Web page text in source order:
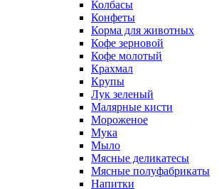
Колбасы
Конфеты
Корма для животных
Кофе зерновой
Кофе молотый
Крахмал
Крупы
Лук зеленый
Малярные кисти
Мороженое
Мука
Мыло
Мясные деликатесы
Мясные полуфабрикаты
Напитки